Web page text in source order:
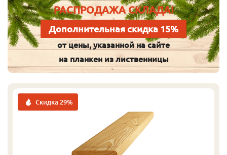
РАСПРОДАЖА СКЛАДА!
Дополнительная скидка 15%
от цены, указанной на сайте
на планкен из лиственницы
Скидка 29%